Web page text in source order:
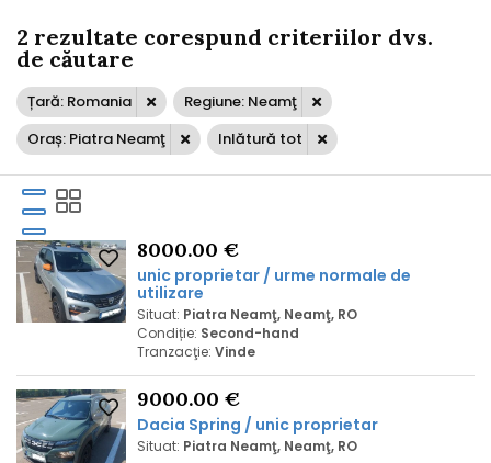
2 rezultate corespund criteriilor dvs.
de căutare
Țară: Romania
Regiune: Neamţ
Oraș: Piatra Neamţ
Inlătură tot
8000.00 €
unic proprietar / urme normale de
utilizare
Situat: Piatra Neamţ, Neamţ, RO
Condiție: Second-hand
Tranzacţie: Vinde
9000.00 €
Dacia Spring / unic proprietar
Situat: Piatra Neamţ, Neamţ, RO